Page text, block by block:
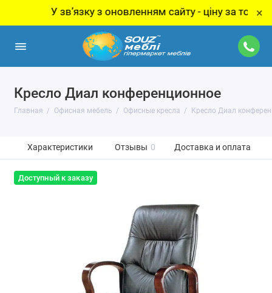
У звʼязку з оновленням сайту - ціну за товар ×
Кресло Диал конференционное
Главная Офисная мебель Офисные кресла Кресло Диал
Характеристики Отзывы 0 Доставка и оплата
Доступный к заказу